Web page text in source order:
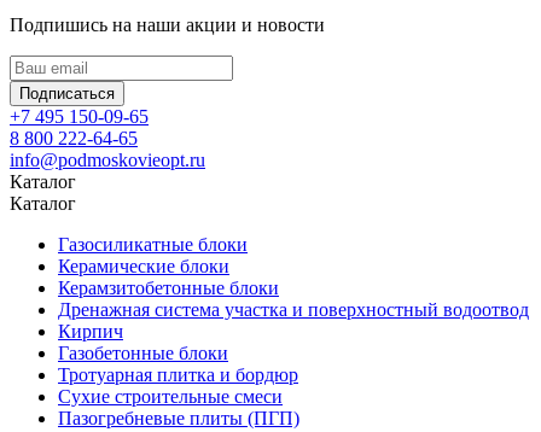
Подпишись на наши акции и новости
Подписаться
+7 495 150-09-65
8 800 222-64-65
info@podmoskovieopt.ru
Каталог
Каталог
Газосиликатные блоки
Керамические блоки
Керамзитобетонные блоки
Дренажная система участка и поверхностный водоотвод
Кирпич
Газобетонные блоки
Тротуарная плитка и бордюр
Сухие строительные смеси
Пазогребневые плиты (ПГП)